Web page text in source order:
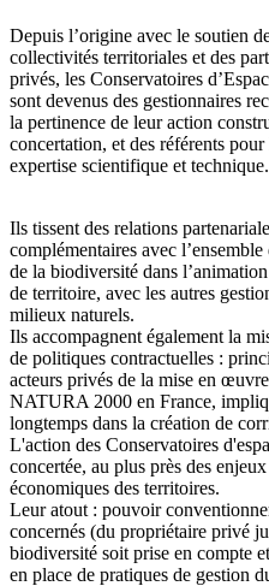
Depuis l’origine avec le soutien
collectivités territoriales et des
privés, les Conservatoires
sont devenus des gestionnaires
la pertinence de leur action
concertation, et des référents pour
expertise scientifique et technique.
Ils tissent des relations
complémentaires avec l’ensemble
de la biodiversité dans
de territoire, avec les autres
milieux naturels.
Ils accompagnent également la
de politiques contractuelles :
acteurs privés de la mise en
NATURA 2000 en France,
longtemps dans la création de
L'action des Conservatoires
concertée, au plus près des
économiques des territoires.
Leur atout : pouvoir
concernés (du propriétaire privé
biodiversité soit prise en compte
en place de pratiques de gestion